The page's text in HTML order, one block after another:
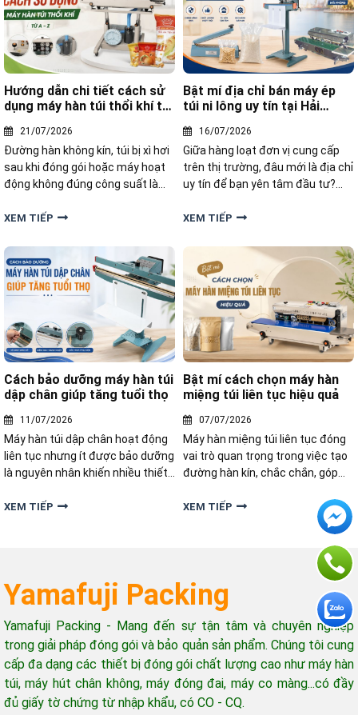
Hướng dẫn chi tiết cách sử
dụng máy hàn túi thổi khí từ
21/07/2026
Đường hàn không kín, túi bị xì hơi
sau khi đóng gói hoặc máy hoạt
động không đúng công suất là
phải. Vậy cách sử dụng máy hàn
hiệu quả tối ưu và hạn chế sự cố?
Cùng hướng dẫn chi tiết từ A-Z
XEM TIẾP
Bật mí địa chỉ bán máy ép
túi ni lông uy tín tại Hải
16/07/2026
Giữa hàng loạt đơn vị cung cấp
trên thị trường, đâu mới là địa chỉ
uy tín để bạn yên tâm đầu tư?
ép túi ni lông chất lượng, giá tốt
Hải Phòng, bài viết dưới đây
chúng tôi sẽ bật mí địa chỉ uy tín.
XEM TIẾP
Cách bảo dưỡng máy hàn túi
dập chân giúp tăng tuổi thọ
11/07/2026
Máy hàn túi dập chân hoạt động
liên tục nhưng ít được bảo dưỡng
là nguyên nhân khiến nhiều thiết
không còn chắc chắn. Hãy cùng
XEM TIẾP
Bật mí cách chọn máy hàn
miệng túi liên tục hiệu quả
07/07/2026
Máy hàn miệng túi liên tục đóng
vai trò quan trọng trong việc tạo
đường hàn kín, chắc chắn, góp
bẩn và các tác động từ môi
trường bên ngoài. Bài dưới đây
máy hàn miệng túi liên tục hiệu
XEM TIẾP
Yamafuji Packing
Yamafuji Packing - Mang đến sự tận tâm và chuyên nghiệp
trong giải pháp đóng gói và bảo quản sản phẩm. Chúng tôi cung
cấp đa dạng các thiết bị đóng gói chất lượng cao như máy hàn
túi, máy hút chân không, máy đóng đai, máy co màng...có đầy
đủ giấy tờ chứng từ nhập khẩu, có CO - CQ.